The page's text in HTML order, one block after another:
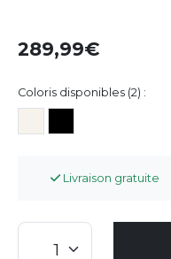
289,99
Coloris disponibles (2) :
Livraison gratuite